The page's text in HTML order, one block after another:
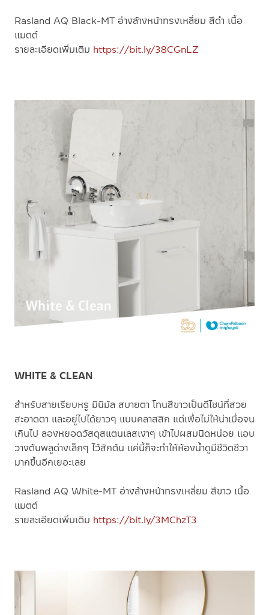
Rasland AQ Black-MT อ่างล้างหน้าทรงเหลี่ยม สีดำ เนื้อ
แมตต์
รายละเอียดเพิ่มเติม https://bit.ly/38CGnLZ
WHITE & CLEAN
สำหรับสายเรียบหรู มินิมัล สบายตา โทนสีขาวเป็นดีไซน์ที่สวย
สะอาดตา และอยู่ไปได้ยาวๆ แบบคลาสสิก แต่เพื่อไม่ให้น่าเบื่อจน
เกินไป ลองหยอดวัสดุสแตนเลสเงาๆ เข้าไปผสมนิดหน่อย แอบ
วางต้นพลูด่างเล็กๆ ไว้สักต้น แค่นี้ก็จะทำให้ห้องน้ำดูมีชีวิตชีวา
มากขึ้นอีกเยอะเลย
Rasland AQ White-MT อ่างล้างหน้าทรงเหลี่ยม สีขาว เนื้อ
แมตต์
รายละเอียดเพิ่มเติม https://bit.ly/3MChzT3